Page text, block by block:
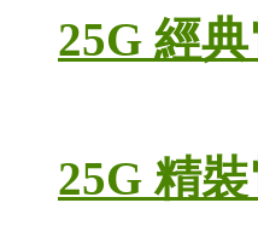
25G 經
25G 精